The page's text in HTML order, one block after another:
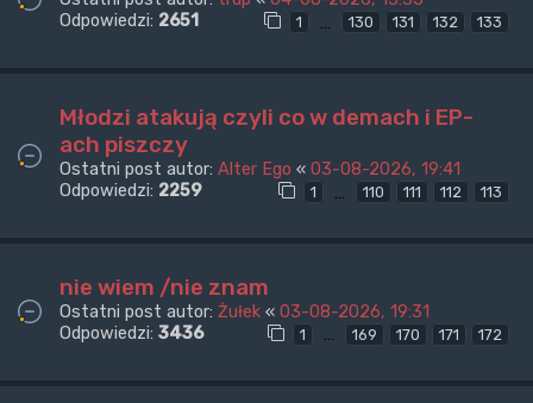
Odpowiedzi: 2651 1 … 130 131 132 133
Młodzi atakują czyli co w demach i EP-
ach piszczy
Ostatni post autor: Alter Ego « 03-08-2026, 19:41
Odpowiedzi: 2259 1 110 111 112 113
nie wiem /nie znam
Ostatni post autor: Żułek « 03-08-2026, 19:31
Odpowiedzi: 3436 1 … 169 170 171 172